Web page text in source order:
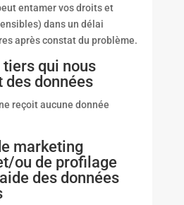
entamer vos droits et
dans un délai
après constat du problème.
qui nous
données
reçoit aucune donnée
marketing
ou de profilage
des données